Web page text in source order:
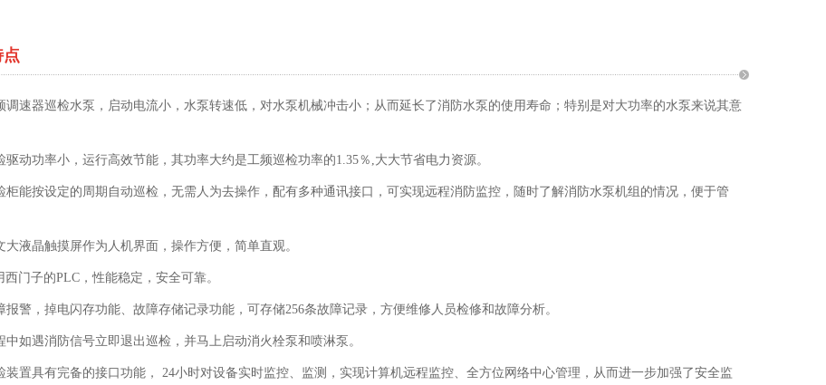
点
调速器巡检水泵，启动电流小，水泵转速低，对水泵机械冲击小；从而延长了消防水泵的使用寿命；特别是对大功率的水泵来说其意
驱动功率小，运行高效节能，其功率大约是工频巡检功率的1.35％,大大节省电力资源。
柜能按设定的周期自动巡检，无需人为去操作，配有多种通讯接口，可实现远程消防监控，随时了解消防水泵机组的情况，便于管
大液晶触摸屏作为人机界面，操作方便，简单直观。
西门子的PLC，性能稳定，安全可靠。
报警，掉电闪存功能、故障存储记录功能，可存储256条故障记录，方便维修人员检修和故障分析。
中如遇消防信号立即退出巡检，并马上启动消火栓泵和喷淋泵。
装置具有完备的接口功能， 24小时对设备实时监控、监测，实现计算机远程监控、全方位网络中心管理，从而进一步加强了安全监